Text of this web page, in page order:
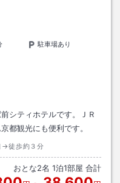
駐車場あり
シティホテルです。ＪＲ
都観光にも便利です。
→徒歩約３分
おとな2名 1泊1部屋 合計